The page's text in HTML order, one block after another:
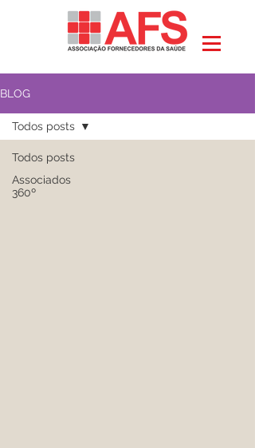
BLOG
Todos posts
Associados
360º
Todos posts